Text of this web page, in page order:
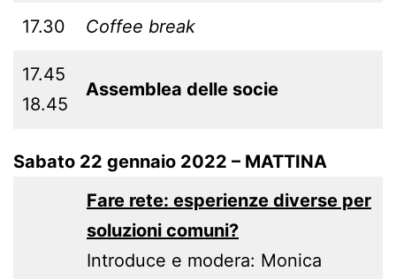
17.30 Coffee break
17.45
18.45
Assemblea delle socie
Sabato 22 gennaio 2022 – MATTINA
Fare rete: esperienze diverse per
soluzioni comuni?
Introduce e modera: Monica